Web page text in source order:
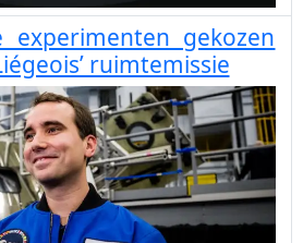
experimenten gekozen
ruimtemissie